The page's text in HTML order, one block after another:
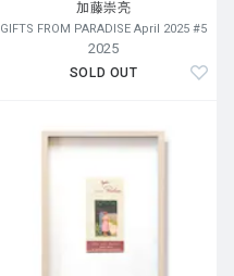
加藤崇亮
GIFTS FROM PARADISE April 2025 #5
2025
SOLD OUT